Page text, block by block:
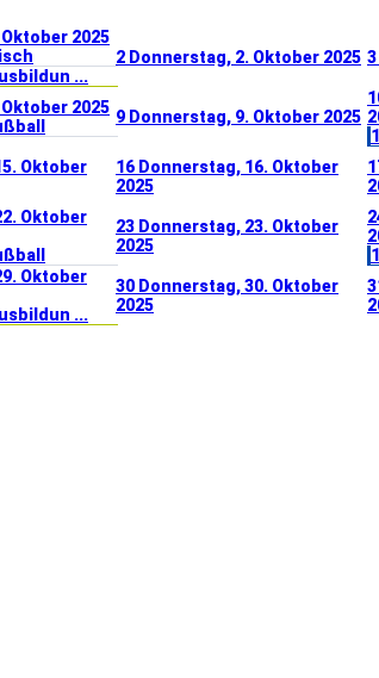
2025
...
2 Donnerstag, 2. Oktober 2025 3
2025 9 Donnerstag, 9. Oktober 2025
Oktober
16 Donnerstag, 16. Oktober
2025
Oktober
23 Donnerstag, 23. Oktober
2025
Oktober
...
30 Donnerstag, 30. Oktober
2025